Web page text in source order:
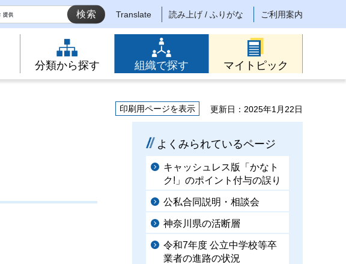
Translate 読み上げ / ふりがな ご利用案内
分類から探す 組織で探す マイトピック
印刷用ページを表示
更新日：2025年1月22日
よくみられているページ
キャッシュレス版「かなト
ク!」のポイント付与の誤り
公私合同説明・相談会
神奈川県の活断層
令和7年度 公立中学校等卒
業者の進路の状況